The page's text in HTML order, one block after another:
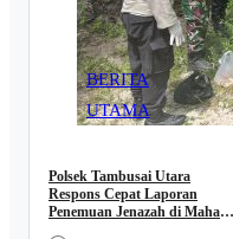
BERITA
UTAMA
Polsek Tambusai Utara
Respons Cepat Laporan
Penemuan Jenazah di Mahato